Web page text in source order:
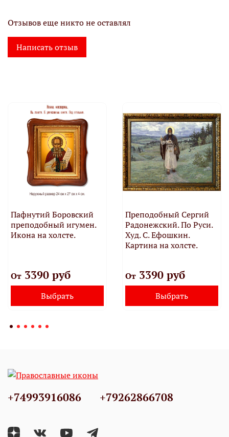
Отзывов еще никто не оставлял
Написать отзыв
Пафнутий Боровский
преподобный игумен.
Икона на холсте.
От3390 руб
Выбрать
Преподобный Сергий
Радонежский. По Руси.
Худ. С. Ефошкин.
Картина на холсте.
От3390 руб
Выбрать
+74993916086 +79262866708